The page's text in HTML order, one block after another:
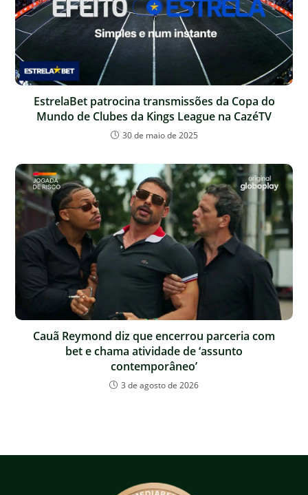
EstrelaBet patrocina transmissões da Copa do
Mundo de Clubes da Kings League na CazéTV
30 de maio de 2025
Cauã Reymond diz que encerrou parceria com
bet e chama atividade de ‘assunto
contemporâneo’
3 de agosto de 2026